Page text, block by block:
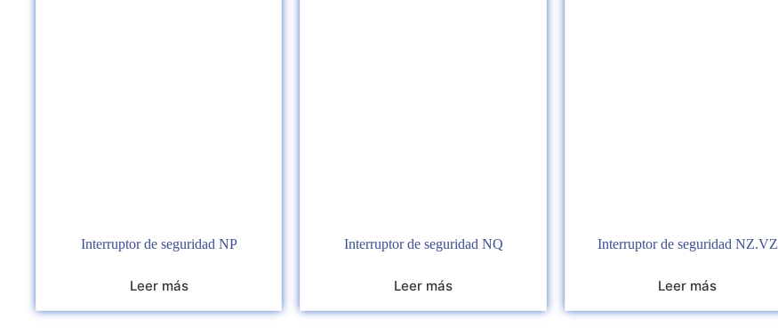
Interruptor de seguridad NP
Leer más
Interruptor de seguridad NQ
Leer más
Interruptor de seguridad NZ.VZ
Leer más